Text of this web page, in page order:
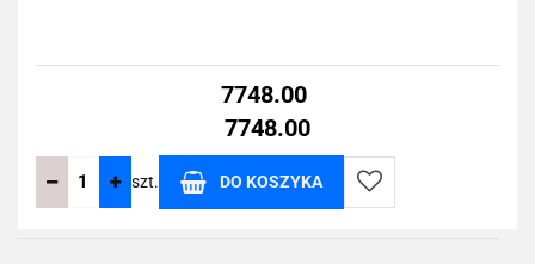
7748.00
7748.00
szt. DO KOSZYKA
Do